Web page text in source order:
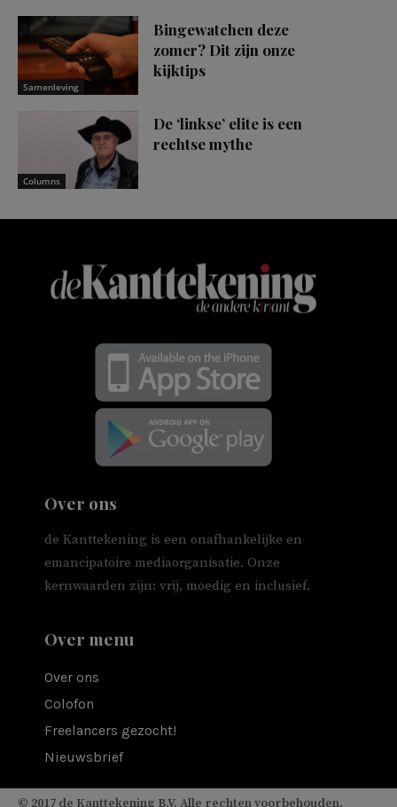
Samenleving
Bingewatchen deze
zomer? Dit zijn onze
kijktips
Columns
De ‘linkse’ elite is een
rechtse mythe
Over ons
de Kanttekening is een onafhankelijke en
emancipatoire mediaorganisatie. Onze
kernwaarden zijn: vrij, moedig en inclusief.
Over menu
Over ons
Colofon
Freelancers gezocht!
Nieuwsbrief
© 2017 de Kanttekening B.V. Alle rechten voorbehouden.